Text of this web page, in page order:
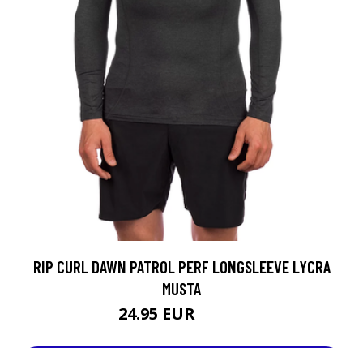
RIP CURL DAWN PATROL PERF LONGSLEEVE LYCRA
MUSTA
24.95 EUR